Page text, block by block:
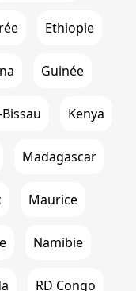
Ethiopie
Guinée
Kenya
Madagascar
Maurice
Namibie
RD Congo